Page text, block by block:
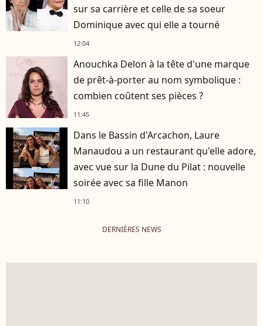
sur sa carrière et celle de sa soeur
Dominique avec qui elle a tourné
12:04
Anouchka Delon à la tête d'une marque
de prêt-à-porter au nom symbolique :
combien coûtent ses pièces ?
11:45
Dans le Bassin d'Arcachon, Laure
Manaudou a un restaurant qu'elle adore,
avec vue sur la Dune du Pilat : nouvelle
soirée avec sa fille Manon
11:10
DERNIÈRES NEWS